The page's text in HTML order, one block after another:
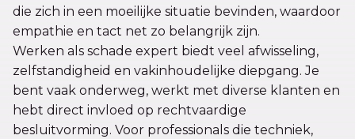
die zich in een moeilijke situatie bevinden, waardoor
empathie en tact net zo belangrijk zijn.
Werken als schade expert biedt veel afwisseling,
zelfstandigheid en vakinhoudelijke diepgang. Je
bent vaak onderweg, werkt met diverse klanten en
hebt direct invloed op rechtvaardige
besluitvorming. Voor professionals die techniek,